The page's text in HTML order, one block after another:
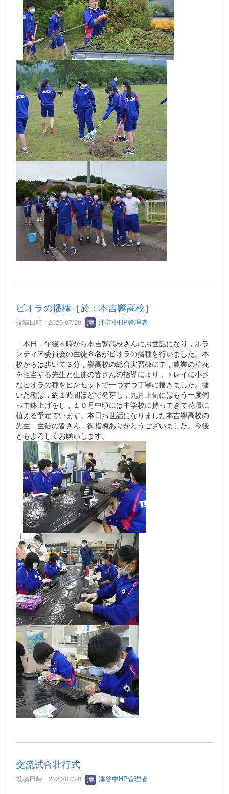
ビオラの播種［於：本吉響高校］
投稿日時 : 2020/07/20 津谷中HP管理者
本日，午後４時から本吉響高校さんにお世話になり，ボラ
ンティア委員会の生徒８名がビオラの播種を行いました。本
校からは歩いて３分，響高校の総合実習棟にて，農業の草花
を担当する先生と生徒の皆さんの指導により，トレイに小さ
なビオラの種をピンセットで一つずつ丁寧に播きました。播
いた種は，約１週間ほどで発芽し，九月上旬にはもう一度伺
って鉢上げをし，１０月中頃には中学校に持ってきて花壇に
植える予定でいます。本日お世話になりました本吉響高校の
先生，生徒の皆さん，御指導ありがとうございました。今後
ともよろしくお願いします。
交流試合壮行式
投稿日時 : 2020/07/20 津谷中HP管理者